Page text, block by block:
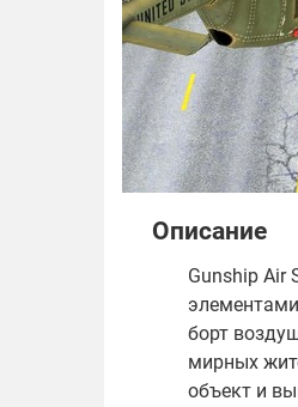
Описание
Gunship Air
борт
мирных
объект и